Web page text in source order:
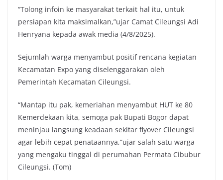
“Tolong infoin ke masyarakat terkait hal itu, untuk
persiapan kita maksimalkan,”ujar Camat Cileungsi Adi
Henryana kepada awak media (4/8/2025).
Sejumlah warga menyambut positif rencana kegiatan
Kecamatan Expo yang diselenggarakan oleh
Pemerintah Kecamatan Cileungsi.
“Mantap itu pak, kemeriahan menyambut HUT ke 80
Kemerdekaan kita, semoga pak Bupati Bogor dapat
meninjau langsung keadaan sekitar flyover Cileungsi
agar lebih cepat penataannya,”ujar salah satu warga
yang mengaku tinggal di perumahan Permata Cibubur
Cileungsi. (Tom)